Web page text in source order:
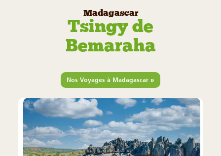
Madagascar
Tsingy de
Bemaraha
Nos Voyages à Madagascar »